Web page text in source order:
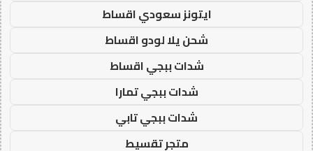
ايتونز سعودي اقساط
شحن يلا لودو اقساط
شدات ببجي اقساط
شدات ببجي تمارا
شدات ببجي تابي
متجر تقسيط